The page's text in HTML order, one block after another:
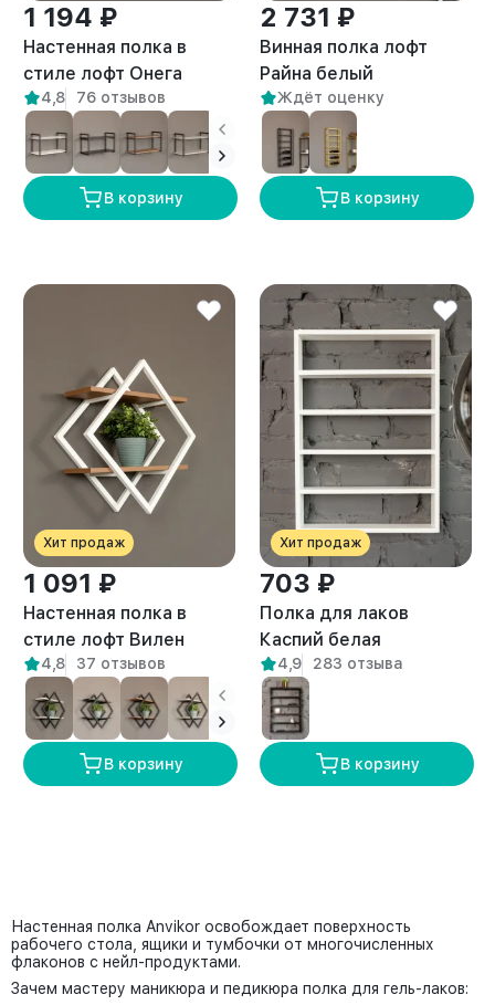
1 194 ₽
Настенная полка в
стиле лофт Онега
белый/амаретто
4,8 76 отзывов
В корзину
2 731 ₽
Винная полка лофт
Райна белый
Ждёт оценку
В корзину
Хит продаж
1 091 ₽
Настенная полка в
стиле лофт Вилен
белый/амаретто
4,8 37 отзывов
В корзину
Хит продаж
703 ₽
Полка для лаков
Каспий белая
4,9 283 отзыва
В корзину
Настенная полка Anvikor освобождает поверхность
рабочего стола, ящики и тумбочки от многочисленных
флаконов с нейл-продуктами.
Зачем мастеру маникюра и педикюра полка для гель-лаков: